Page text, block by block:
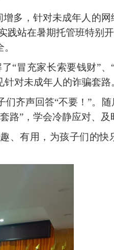
多，针对未成年人的
践站在暑期托管班特别
。
“冒充家长索要钱财”、
对未成年人的诈骗套路
们齐声回答“不要！”。
路”，学会冷静应对、及
、有用，为孩子们的快